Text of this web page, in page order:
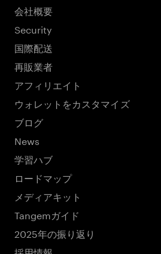
会社概要
Security
国際配送
再販業者
アフィリエイト
ウォレットをカスタマイズ
ブログ
News
学習ハブ
ロードマップ
メディアキット
Tangemガイド
2025年の振り返り